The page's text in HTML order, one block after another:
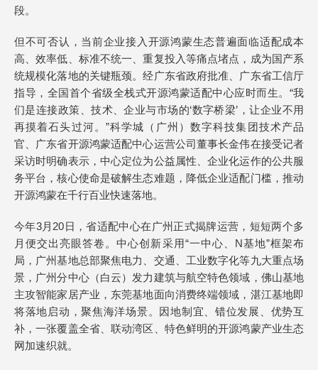
段。
但不可否认，当前企业接入开源鸿蒙生态普遍面临适配成本
高、效率低、标准不统一、重复投入等痛点堵点，成为国产系
统规模化落地的关键瓶颈。经广东省政府批准、广东省工信厅
指导，全国首个省级全栈式开源鸿蒙适配中心应时而生。“我
们是连接政策、技术、企业与市场的‘数字桥梁’，让企业不用
再摸着石头过河。”科学城（广州）数字科技集团技术产品
官、广东省开源鸿蒙适配中心运营公司董事长金伟在接受记者
采访时明确表示，中心定位为公益属性、企业化运作的公共服
务平台，核心使命是破解生态难题，降低企业适配门槛，推动
开源鸿蒙在千行百业快速落地。
今年3月20日，省适配中心在广州正式揭牌运营，短短两个多
月便交出亮眼答卷。中心创新采用“一中心、N基地”框架布
局，广州基地总部聚焦电力、交通、工业数字化等九大重点场
景，广州分中心（白云）发力建筑与航空特色领域，佛山基地
主攻智能家居产业，东莞基地面向消费终端领域，湛江基地即
将落地启动，聚焦海洋场景。因地制宜、错位发展、优势互
补，一张覆盖全省、联动湾区、特色鲜明的开源鸿蒙产业生态
网加速织就。